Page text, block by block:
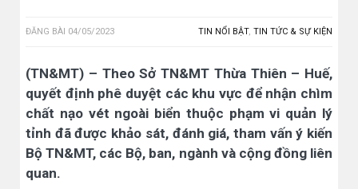
ĐĂNG BÀI 04/05/2023 TIN NỔI BẬT, TIN TỨC & SỰ KIỆN
(TN&MT) – Theo Sở TN&MT Thừa Thiên – Huế,
quyết định phê duyệt các khu vực để nhận chìm
chất nạo vét ngoài biển thuộc phạm vi quản lý
tỉnh đã được khảo sát, đánh giá, tham vấn ý kiến
Bộ TN&MT, các Bộ, ban, ngành và cộng đồng liên
quan.